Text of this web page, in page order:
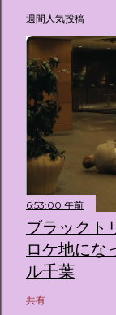
週間人気投稿
6:53:00 午前
ブラックト
ロケ地にな
ル千葉
共有